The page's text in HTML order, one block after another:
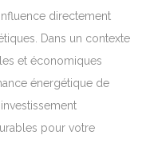
directement
Dans un contexte
et économiques
énergétique de
pour votre